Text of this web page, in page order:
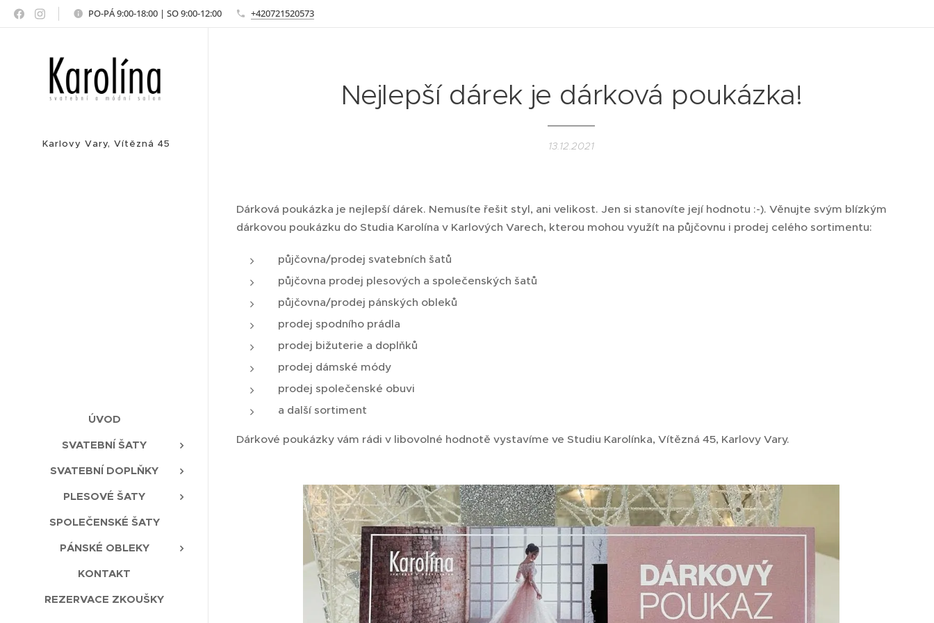
PO-PÁ 9:00-18:00 | SO 9:00-12:00 +420721520573
Karlovy Vary, Vítězná 45
ÚVOD
SVATEBNÍ ŠATY
SVATEBNÍ DOPLŇKY
PLESOVÉ ŠATY
SPOLEČENSKÉ ŠATY
PÁNSKÉ OBLEKY
KONTAKT
REZERVACE ZKOUŠKY
Nejlepší dárek je dárková poukázka!
13.12.2021
Dárková poukázka je nejlepší dárek. Nemusíte řešit styl, ani velikost. Jen si stanovíte její hodnotu :-). Věnujte svým blízkým
dárkovou poukázku do Studia Karolína v Karlových Varech, kterou mohou využít na půjčovnu i prodej celého sortimentu:
půjčovna/prodej svatebních šatů
půjčovna prodej plesových a společenských šatů
půjčovna/prodej pánských obleků
prodej spodního prádla
prodej bižuterie a doplňků
prodej dámské módy
prodej společenské obuvi
a další sortiment
Dárkové poukázky vám rádi v libovolné hodnotě vystavíme ve Studiu Karolínka, Vítězná 45, Karlovy Vary.